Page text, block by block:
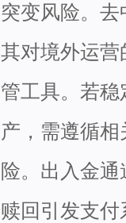
突变风险。
其对境外运
管工具。若
产，需遵循
险。出入金
赎回引发支付